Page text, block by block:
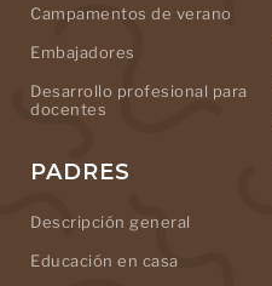
Campamentos de verano
Embajadores
Desarrollo profesional para
docentes
PADRES
Descripción general
Educación en casa